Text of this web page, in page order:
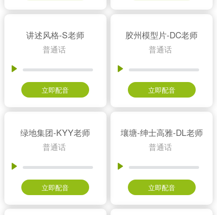
讲述风格-S老师
普通话
立即配音
胶州模型片-DC老师
普通话
立即配音
绿地集团-KYY老师
普通话
立即配音
壤塘-绅士高雅-DL老师
普通话
立即配音